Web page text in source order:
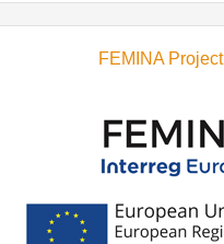
FEMINA Project